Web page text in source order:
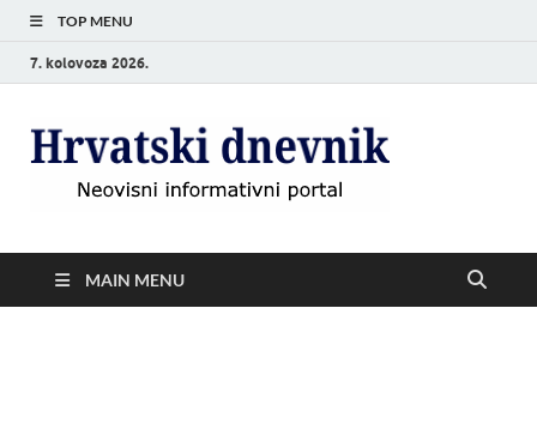
TOP MENU
7. kolovoza 2026.
MAIN MENU